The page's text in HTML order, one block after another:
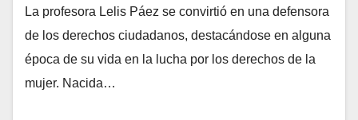
La profesora Lelis Páez se convirtió en una defensora
de los derechos ciudadanos, destacándose en alguna
época de su vida en la lucha por los derechos de la
mujer. Nacida…